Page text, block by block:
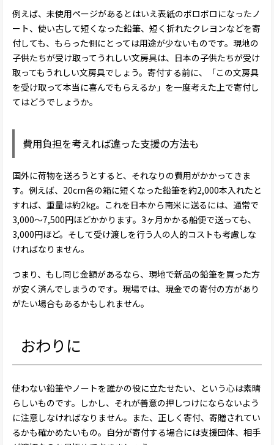
例えば、未使用ページがあるとはいえ表紙のボロボロになったノ
ート、使い古して短くなった鉛筆、短く折れたクレヨンなどを寄
付しても、もらった側にとっては用途が少ないものです。現地の
子供たちが受け取ってうれしい文房具は、日本の子供たちが受け
取ってもうれしい文房具でしょう。寄付する前に、「この文房具
を受け取って本当に喜んでもらえるか」を一度考えた上で寄付し
てはどうでしょうか。
費用負担を考えれば違った支援の方法も
国外に荷物を送ろうとすると、それなりの費用がかかってきま
す。例えば、20cm各の箱に短くなった鉛筆を約2,000本入れたと
すれば、重量は約2kg。これを日本から南米に送るには、通常で
3,000～7,500円ほどかかります。3ヶ月かかる船便で送っても、
3,000円ほど。そして受け渡しを行う人の人的コストも考慮しな
ければなりません。
つまり、もし同じ金額があるなら、現地で新品の鉛筆を買った方
が安く済んでしまうのです。現場では、現金での寄付の方があり
がたい場合もあるかもしれません。
おわりに
使わない鉛筆やノートを誰かの役に立たせたい、という心は素晴
らしいものです。しかし、それが善意の押しつけにならないよう
に注意しなければなりません。また、正しく寄付、寄贈されてい
るかも確かめたいもの。自分が寄付する場合には支援団体、相手